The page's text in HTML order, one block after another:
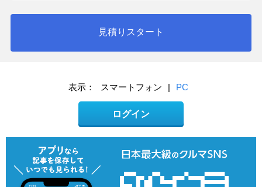
見積りスタート
表示： スマートフォン | PC
ログイン